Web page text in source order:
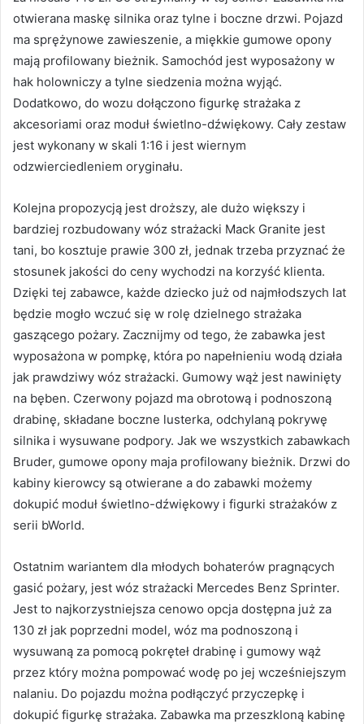
otwierana maskę silnika oraz tylne i boczne drzwi. Pojazd
ma sprężynowe zawieszenie, a miękkie gumowe opony
mają profilowany bieżnik. Samochód jest wyposażony w
hak holowniczy a tylne siedzenia można wyjąć.
Dodatkowo, do wozu dołączono figurkę strażaka z
akcesoriami oraz moduł świetlno-dźwiękowy. Cały zestaw
jest wykonany w skali 1:16 i jest wiernym
odzwierciedleniem oryginału.
Kolejna propozycją jest droższy, ale dużo większy i
bardziej rozbudowany wóz strażacki Mack Granite jest
tani, bo kosztuje prawie 300 zł, jednak trzeba przyznać że
stosunek jakości do ceny wychodzi na korzyść klienta.
Dzięki tej zabawce, każde dziecko już od najmłodszych lat
będzie mogło wczuć się w rolę dzielnego strażaka
gaszącego pożary. Zacznijmy od tego, że zabawka jest
wyposażona w pompkę, która po napełnieniu wodą działa
jak prawdziwy wóz strażacki. Gumowy wąż jest nawinięty
na bęben. Czerwony pojazd ma obrotową i podnoszoną
drabinę, składane boczne lusterka, odchylaną pokrywę
silnika i wysuwane podpory. Jak we wszystkich zabawkach
Bruder, gumowe opony maja profilowany bieżnik. Drzwi do
kabiny kierowcy są otwierane a do zabawki możemy
dokupić moduł świetlno-dźwiękowy i figurki strażaków z
serii bWorld.
Ostatnim wariantem dla młodych bohaterów pragnących
gasić pożary, jest wóz strażacki Mercedes Benz Sprinter.
Jest to najkorzystniejsza cenowo opcja dostępna już za
130 zł jak poprzedni model, wóz ma podnoszoną i
wysuwaną za pomocą pokręteł drabinę i gumowy wąż
przez który można pompować wodę po jej wcześniejszym
nalaniu. Do pojazdu można podłączyć przyczepkę i
dokupić figurkę strażaka. Zabawka ma przeszkloną kabinę